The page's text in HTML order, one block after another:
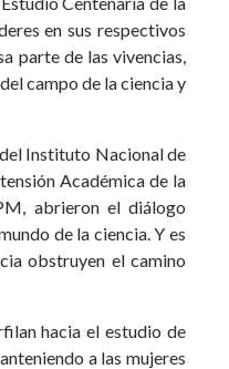
en sus respectivos
parte de las vivencias,
campo de la ciencia y
Instituto Nacional de
Académica de la
abrieron el diálogo
de la ciencia. Y es
obstruyen el camino
hacia el estudio de
a las mujeres